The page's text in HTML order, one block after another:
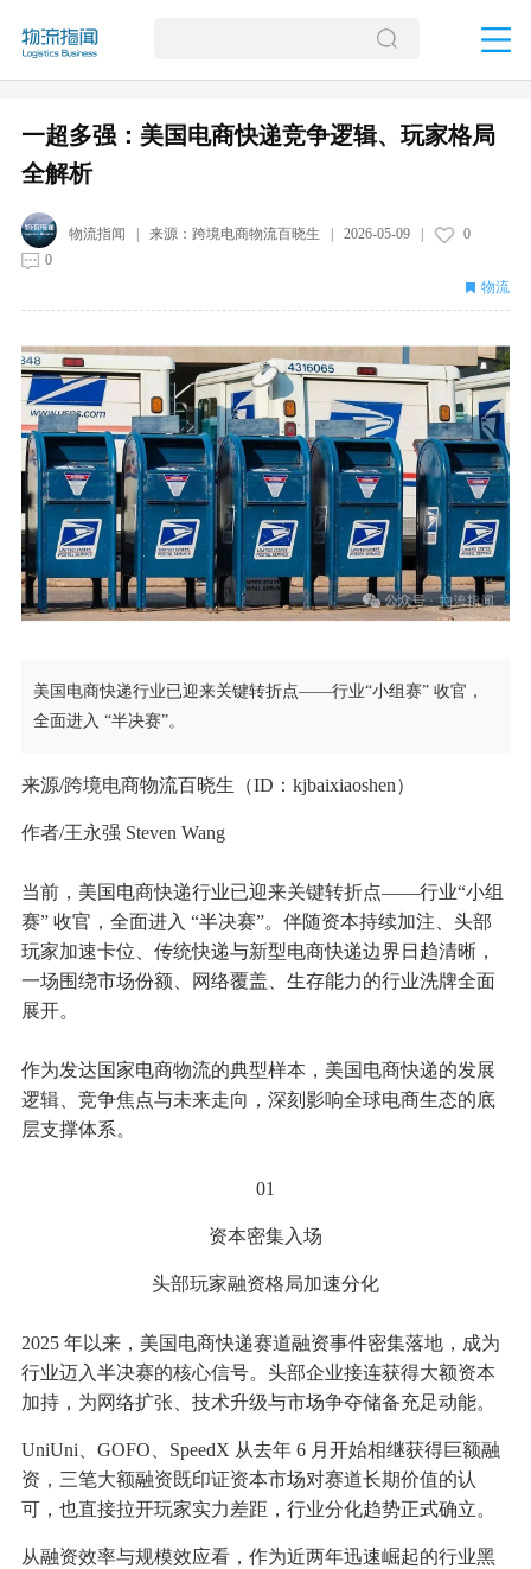
一超多强：美国电商快递竞争逻辑、玩家格局
全解析
物流指闻 | 来源： 跨境电商物流百晓生 2026-05-09|
0
0
物流
美国电商快递行业已迎来关键转折点——行业“小组赛” 收官，
全面进入 “半决赛”。
来源/跨境电商物流百晓生（ID：kjbaixiaoshen）
作者/王永强 Steven Wang
当前，美国电商快递行业已迎来关键转折点——行业“小组
赛” 收官，全面进入 “半决赛”。伴随资本持续加注、头部
玩家加速卡位、传统快递与新型电商快递边界日趋清晰，
一场围绕市场份额、网络覆盖、生存能力的行业洗牌全面
展开。
作为发达国家电商物流的典型样本，美国电商快递的发展
逻辑、竞争焦点与未来走向，深刻影响全球电商生态的底
层支撑体系。
01
资本密集入场
头部玩家融资格局加速分化
2025 年以来，美国电商快递赛道融资事件密集落地，成为
行业迈入半决赛的核心信号。头部企业接连获得大额资本
加持，为网络扩张、技术升级与市场争夺储备充足动能。
UniUni、GOFO、SpeedX 从去年 6 月开始相继获得巨额融
资，三笔大额融资既印证资本市场对赛道长期价值的认
可，也直接拉开玩家实力差距，行业分化趋势正式确立。
从融资效率与规模效应看，作为近两年迅速崛起的行业黑